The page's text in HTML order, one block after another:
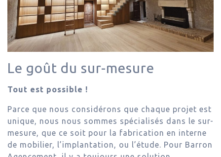
Le goût du sur-mesure
Tout est possible !
Parce que nous considérons que chaque projet est
unique, nous nous sommes spécialisés dans le sur-
mesure, que ce soit pour la fabrication en interne
de mobilier, l’implantation, ou l’étude. Pour Barron